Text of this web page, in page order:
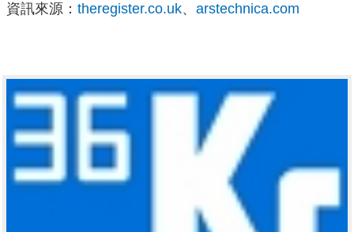
資訊來源： theregister.co.uk、 arstechnica.com